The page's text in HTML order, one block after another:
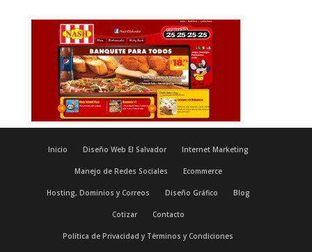
Inicio Diseño Web El Salvador Internet Marketing
Manejo de Redes Sociales Ecommerce
Hosting, Dominios y Correos Diseño Gráfico Blog
Cotizar Contacto
Política de Privacidad y Términos y Condiciones